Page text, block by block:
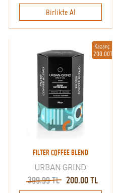
Birlikte Al
Kazanç
200.00TL
FILTER COFFEE BLEND
URBAN GRIND
399.99 TL 200.00 TL